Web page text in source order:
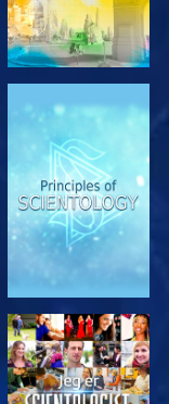
UDFORSK
SERIEN
SE